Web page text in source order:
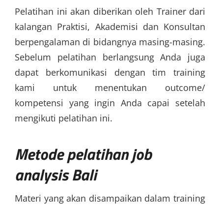
Pelatihan ini akan diberikan oleh Trainer dari
kalangan Praktisi, Akademisi dan Konsultan
berpengalaman di bidangnya masing-masing.
Sebelum pelatihan berlangsung Anda juga
dapat berkomunikasi dengan tim training
kami untuk menentukan outcome/
kompetensi yang ingin Anda capai setelah
mengikuti pelatihan ini.
Metodepelatihan job
analysis Bali
Materi yang akan disampaikan dalam training